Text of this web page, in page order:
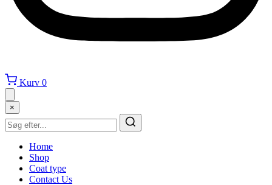
Kurv 0
×
Home
Shop
Coat type
Contact Us